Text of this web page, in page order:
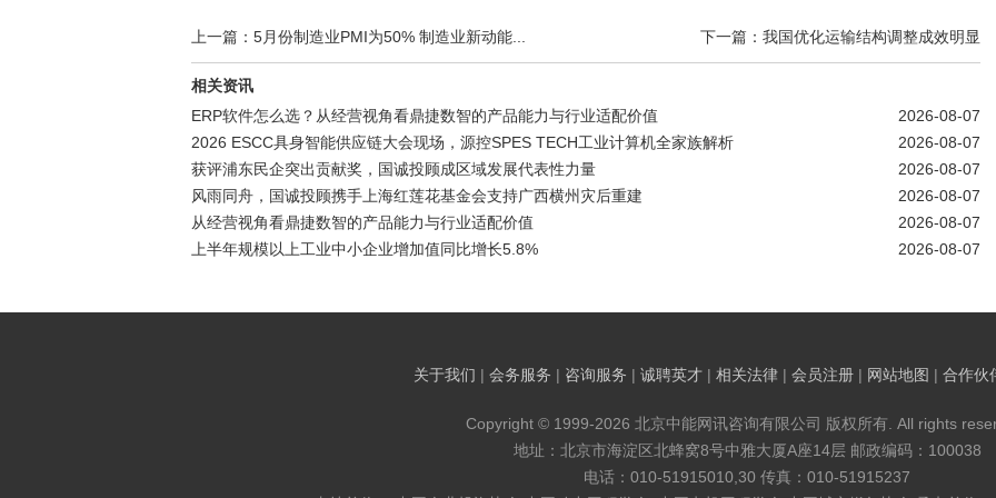
上一篇：5月份制造业PMI为50% 制造业新动能... 下一篇：我国优化运输结构调整成效明显
相关资讯
2026-08-07
ERP软件怎么选？从经营视角看鼎捷数智的产品能力与行业适配价值
2026-08-07
2026 ESCC具身智能供应链大会现场，源控SPES TECH工业计算机全家族解析
2026-08-07
获评浦东民企突出贡献奖，国诚投顾成区域发展代表性力量
2026-08-07
风雨同舟，国诚投顾携手上海红莲花基金会支持广西横州灾后重建
2026-08-07
从经营视角看鼎捷数智的产品能力与行业适配价值
2026-08-07
上半年规模以上工业中小企业增加值同比增长5.8%
关于我们 | 会务服务 | 咨询服务 | 诚聘英才 | 相关法律 | 会员注册 | 网站地图 | 合作伙
Copyright © 1999-2026 北京中能网讯咨询有限公司 版权所有. All rights
地址：北京市海淀区北蜂窝8号中雅大厦A座14层 邮政编码：100038
电话：010-51915010,30 传真：010-51915237